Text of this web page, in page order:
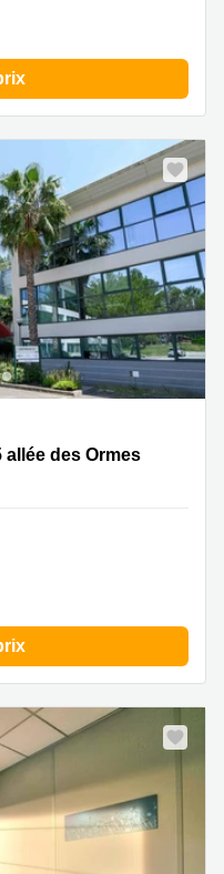
des Ormes, Sophia-
allée des Ormes